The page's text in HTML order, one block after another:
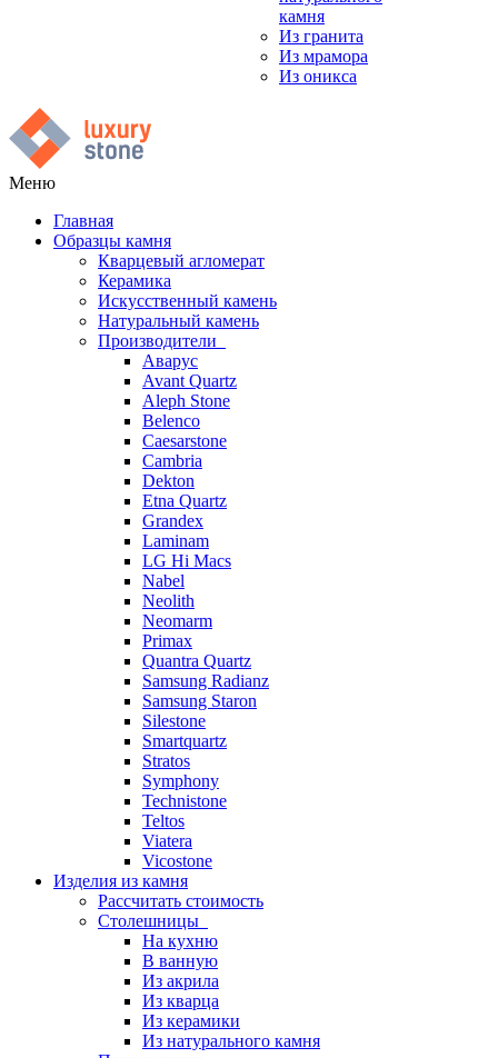
камня
Из гранита
Из мрамора
Из оникса
Меню
Главная
Образцы камня
Кварцевый агломерат
Керамика
Искусственный камень
Натуральный камень
Производители
Аварус
Avant Quartz
Aleph Stone
Belenco
Caesarstone
Cambria
Dekton
Etna Quartz
Grandex
Laminam
LG Hi Macs
Nabel
Neolith
Neomarm
Primax
Quantra Quartz
Samsung Radianz
Samsung Staron
Silestone
Smartquartz
Stratos
Symphony
Technistone
Teltos
Viatera
Vicostone
Изделия из камня
Рассчитать стоимость
Столешницы
На кухню
В ванную
Из акрила
Из кварца
Из керамики
Из натурального камня